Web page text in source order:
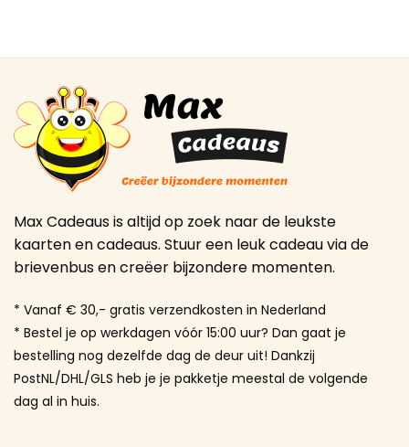
Max Cadeaus is altijd op zoek naar de leukste
kaarten en cadeaus. Stuur een leuk cadeau via de
brievenbus en creëer bijzondere momenten.
* Vanaf € 30,- gratis verzendkosten in Nederland
* Bestel je op werkdagen vóór 15:00 uur? Dan gaat je
bestelling nog dezelfde dag de deur uit! Dankzij
PostNL/DHL/GLS heb je je pakketje meestal de volgende
dag al in huis.